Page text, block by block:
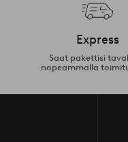
Express
Saat pakettisi
nopeammalla